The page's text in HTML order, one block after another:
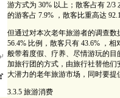
游方式为 30% 以上；散客占有 2/
的游客占 7.9% ，散客比重高达
但通过对本次老年旅游者的调查
56.4% 比例，散客只有 43.6% ，
般带着度假、疗养、尽情游玩的
加旅行团的方式，由旅行社替他
大潜力的老年旅游市场，同时要
3.3.5 旅游消费